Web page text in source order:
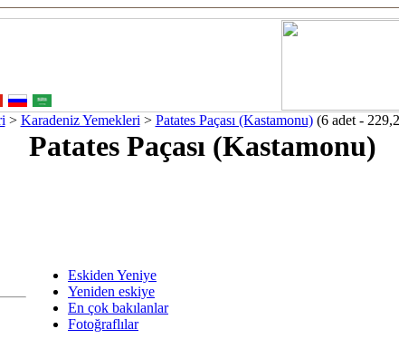
> Karadeniz Yemekleri > Patates Paçası (Kastamonu)(6 adet -
Patates Paçası (Kastamonu)
Eskiden Yeniye
Yeniden eskiye
En çok bakılanlar
Fotoğraflılar